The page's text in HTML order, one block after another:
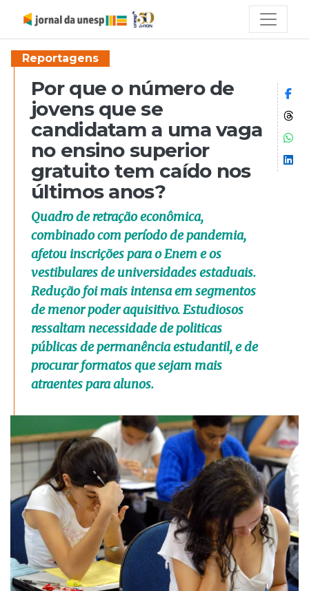
Reportagens
Por que o número de
jovens que se
candidatam a uma vaga
no ensino superior
gratuito tem caído nos
últimos anos?
Quadro de retração econômica,
combinado com período de pandemia,
afetou inscrições para o Enem e os
vestibulares de universidades estaduais.
Redução foi mais intensa em segmentos
de menor poder aquisitivo. Estudiosos
ressaltam necessidade de politicas
públicas de permanência estudantil, e de
procurar formatos que sejam mais
atraentes para alunos.